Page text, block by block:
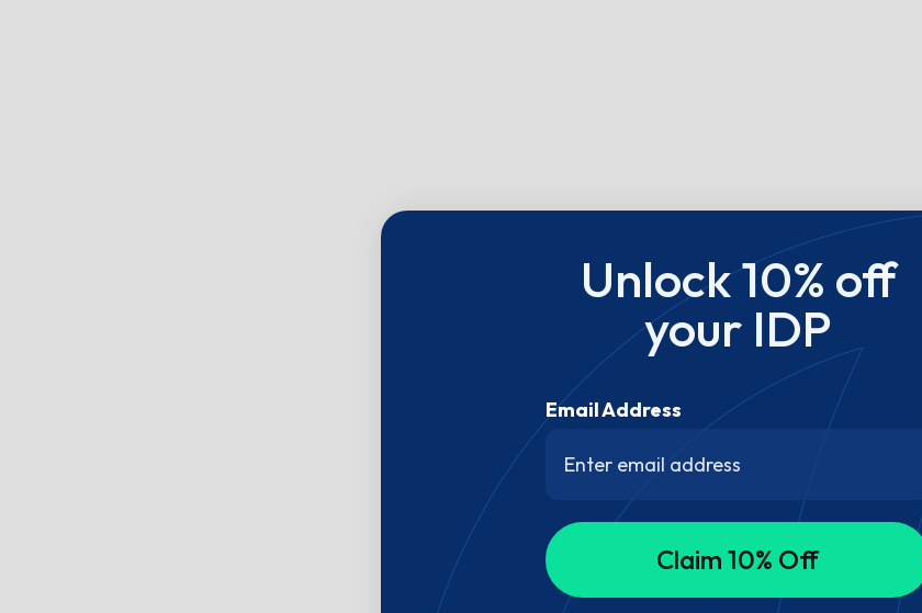
Unlock 10% off
your IDP
Email Address
Claim 10% Off